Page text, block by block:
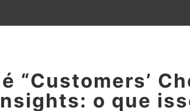
“Customers’
o que